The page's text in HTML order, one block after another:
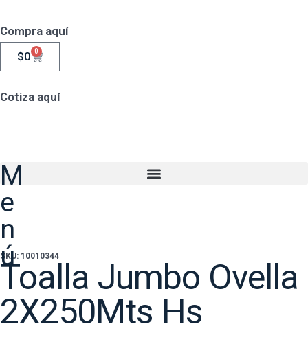
Compra aquí
$0 0
Cotiza aquí
M
e
n
ú
SKU: 10010344
Toalla Jumbo Ovella
2X250Mts Hs